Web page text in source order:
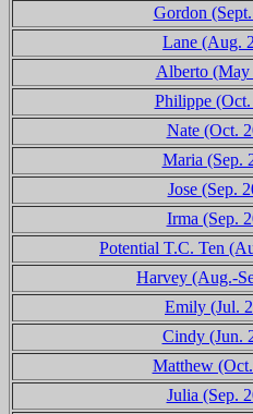
Gordon
Lane (Aug.
Alberto (May
Philippe
Nate (Oct.
Maria (Sep.
Jose (Sep.
Irma (Sep.
Potential T.C. Ten
Harvey (Aug.-
Emily (Jul.
Cindy (Jun.
Matthew
Julia (Sep.